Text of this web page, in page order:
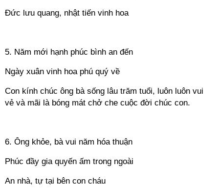
Đức lưu quang, nhật tiến vinh hoa
5. Năm mới hạnh phúc bình an đến
Ngày xuân vinh hoa phú quý về
Con kính chúc ông bà sống lâu trăm tuổi, luôn luôn vui
vẻ và mãi là bóng mát chở che cuộc đời chúc con.
6. Ông khỏe, bà vui năm hóa thuận
Phúc đầy gia quyến ấm trong ngoài
An nhà, tự tại bên con cháu